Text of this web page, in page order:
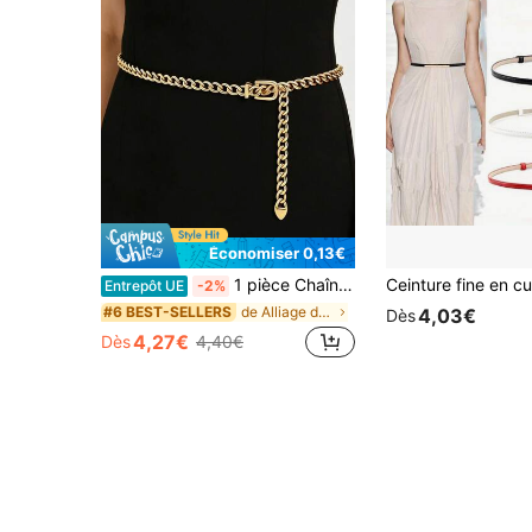
Économiser 0,13€
Entrepôt UE -2% 1 pièce Chaîne de taille en métal pour femme, ceinture chaîne multicouche à la mode, convient pour les robes
#6 BEST-SELLERS de Alliage de zinc Ceintures pour femmes
Dès4,27€ 4,40€
Dès4,03€